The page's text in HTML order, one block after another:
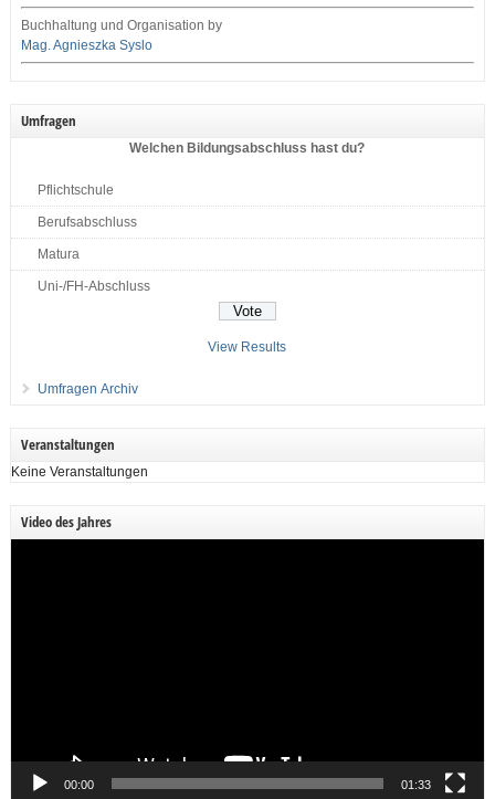
Buchhaltung und Organisation by
Mag. Agnieszka Syslo
Umfragen
Welchen Bildungsabschluss hast du?
Pflichtschule
Berufsabschluss
Matura
Uni-/FH-Abschluss
View Results
Umfragen Archiv
Veranstaltungen
Keine Veranstaltungen
Video des Jahres
00:00 01:33